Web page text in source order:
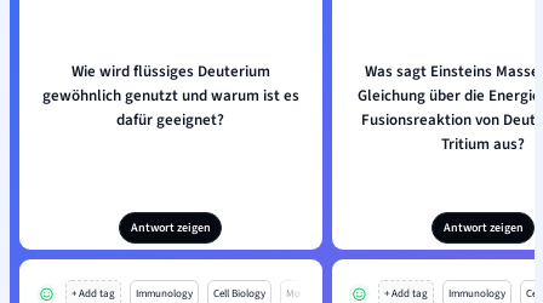
Wie wird flüssiges Deuterium
gewöhnlich genutzt und warum ist es
dafür geeignet?
Antwort zeigen
Was sagt Einsteins
Gleichung über die
Fusionsreaktion von
Tritium aus?
Antwort zeigen
+ Add tag Immunology Cell Biology Mo + Add tag Immunology